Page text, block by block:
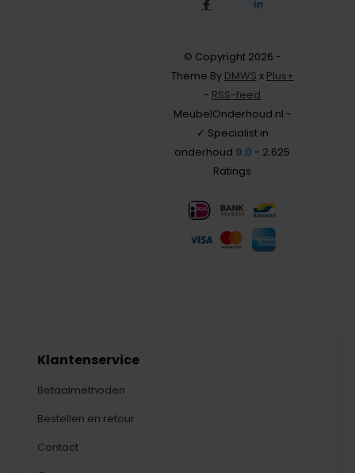
Klantenservice
Betaalmethoden
Bestellen en retour
Contact
© Copyright 2026 -
Theme By DMWS x Plus+
- RSS-feed
MeubelOnderhoud.nl -
✓ Specialist in
onderhoud 9.0 - 2.625
Ratings